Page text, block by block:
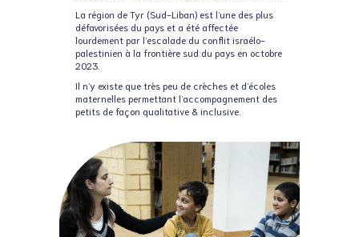
La région de Tyr (Sud-Liban) est l’une des plus
défavorisées du pays et a été affectée
lourdement par l’escalade du conflit israélo-
palestinien à la frontière sud du pays en octobre
2023.
Il n’y existe que très peu de crèches et d’écoles
maternelles permettant l’accompagnement des
petits de façon qualitative & inclusive.